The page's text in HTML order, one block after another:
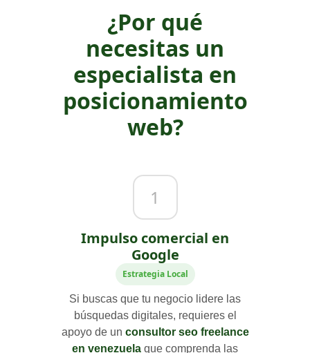
¿Por qué
necesitas un
especialista en
posicionamiento
web?
1
Impulso comercial en
Google
Estrategia Local
Si buscas que tu negocio lidere las
búsquedas digitales, requieres el
apoyo de un consultor seo freelance
en venezuela que comprenda las